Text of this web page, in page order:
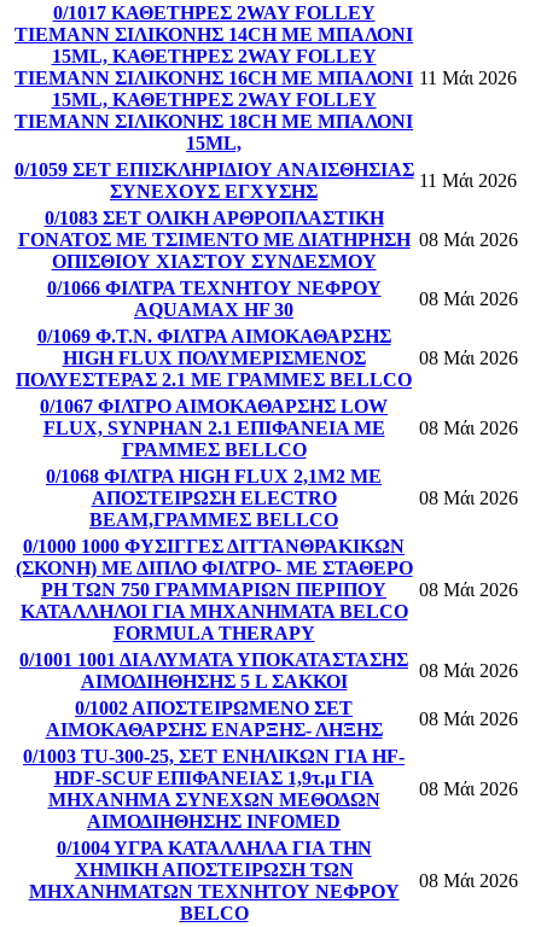
0/1017 ΚΑΘΕΤΗΡΕΣ 2WAY FOLLEY
TIEMANN ΣΙΛΙΚΟΝΗΣ 14CH ΜΕ ΜΠΑΛΟΝΙ
15ML, ΚΑΘΕΤΗΡΕΣ 2WAY FOLLEY
TIEMANN ΣΙΛΙΚΟΝΗΣ 16CH ΜΕ ΜΠΑΛΟΝΙ
15ML, ΚΑΘΕΤΗΡΕΣ 2WAY FOLLEY
TIEMANN ΣΙΛΙΚΟΝΗΣ 18CH ΜΕ ΜΠΑΛΟΝΙ
15ML,
11 Μάι 2026
0/1059 ΣΕΤ ΕΠΙΣΚΛΗΡΙΔΙΟΥ ΑΝΑΙΣΘΗΣΙΑΣ
ΣΥΝΕΧΟΥΣ ΕΓΧΥΣΗΣ
11 Μάι 2026
0/1083 ΣΕΤ ΟΛΙΚΗ ΑΡΘΡΟΠΛΑΣΤΙΚΗ
ΓΟΝΑΤΟΣ ΜΕ ΤΣΙΜΕΝΤΟ ΜΕ ΔΙΑΤΗΡΗΣΗ
ΟΠΙΣΘΙΟΥ ΧΙΑΣΤΟΥ ΣΥΝΔΕΣΜΟΥ
08 Μάι 2026
0/1066 ΦΙΛΤΡΑ ΤΕΧΝΗΤΟΥ ΝΕΦΡΟΥ
AQUAMAX HF 30
08 Μάι 2026
0/1069 Φ.Τ.Ν. ΦΙΛΤΡΑ ΑΙΜΟΚΑΘΑΡΣΗΣ
HIGH FLUX ΠΟΛΥΜΕΡΙΣΜΕΝΟΣ
ΠΟΛΥΕΣΤΕΡΑΣ 2.1 ΜΕ ΓΡΑΜΜΕΣ BELLCO
08 Μάι 2026
0/1067 ΦΙΛΤΡΟ ΑΙΜΟΚΑΘΑΡΣΗΣ LOW
FLUX, SYNPHAN 2.1 ΕΠΙΦΑΝΕΙΑ ΜΕ
ΓΡΑΜΜΕΣ BELLCO
08 Μάι 2026
0/1068 ΦΙΛΤΡΑ HIGH FLUX 2,1Μ2 ΜΕ
ΑΠΟΣΤΕΙΡΩΣΗ ELECTRO
BEAM,ΓΡΑΜΜΕΣ BELLCO
08 Μάι 2026
0/1000 1000 ΦΥΣΙΓΓΕΣ ΔΙΤΤΑΝΘΡΑΚΙΚΩΝ
(ΣΚΟΝΗ) ΜΕ ΔΙΠΛΟ ΦΙΛΤΡΟ- ΜΕ ΣΤΑΘΕΡΟ
PH ΤΩΝ 750 ΓΡΑΜΜΑΡΙΩΝ ΠΕΡΙΠΟΥ
ΚΑΤΑΛΛΗΛΟΙ ΓΙΑ ΜΗΧΑΝΗΜΑΤΑ BELCO
FORMULA THERAPY
08 Μάι 2026
0/1001 1001 ΔΙΑΛΥΜΑΤΑ ΥΠΟΚΑΤΑΣΤΑΣΗΣ
ΑΙΜΟΔΙΗΘΗΣΗΣ 5 L ΣΑΚΚΟΙ
08 Μάι 2026
0/1002 ΑΠΟΣΤΕΙΡΩΜΕΝΟ ΣΕΤ
ΑΙΜΟΚΑΘΑΡΣΗΣ ΕΝΑΡΞΗΣ- ΛΗΞΗΣ
08 Μάι 2026
0/1003 TU-300-25, ΣΕΤ ΕΝΗΛΙΚΩΝ ΓΙΑ HF-
HDF-SCUF ΕΠΙΦΑΝΕΙΑΣ 1,9τ.μ ΓΙΑ
ΜΗΧΑΝΗΜΑ ΣΥΝΕΧΩΝ ΜΕΘΟΔΩΝ
ΑΙΜΟΔΙΗΘΗΣΗΣ INFOMED
08 Μάι 2026
0/1004 ΥΓΡΑ ΚΑΤΑΛΛΗΛΑ ΓΙΑ ΤΗΝ
ΧΗΜΙΚΗ ΑΠΟΣΤΕΙΡΩΣΗ ΤΩΝ
ΜΗΧΑΝΗΜΑΤΩΝ ΤΕΧΝΗΤΟΥ ΝΕΦΡΟΥ
BELCO
08 Μάι 2026